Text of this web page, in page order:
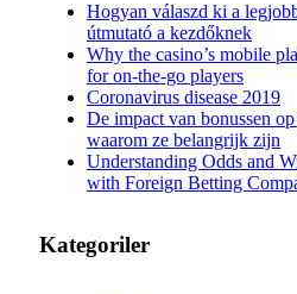
Hogyan válaszd ki a
útmutató a kezdőknek
Why the casino’s mobile
for on-the-go players
Coronavirus disease 2019
De impact van bonussen
waarom ze belangrijk zijn
Understanding Odds and
with Foreign Betting
Kategoriler